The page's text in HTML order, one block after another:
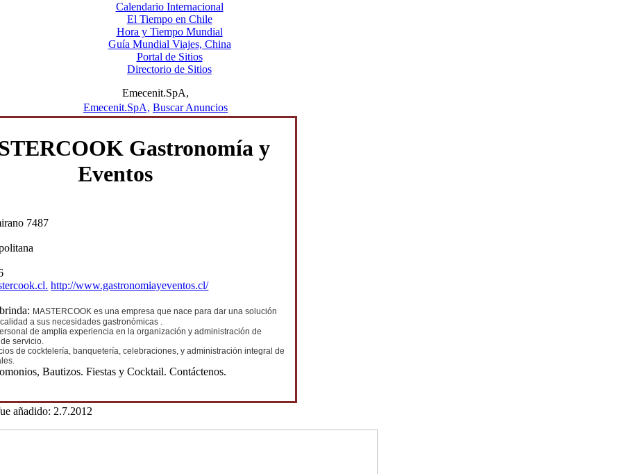
Calendario Internacional
El Tiempo en Chile
Hora y Tiempo Mundial
Guía Mundial Viajes, China
Portal de Sitios
Directorio de Sitios
Emecenit.SpA,
Emecenit.SpA, Buscar Anuncios
Gastronomía y
Eventos
7487
http://www.gastronomiayeventos.cl/
MASTERCOOK es una empresa que nace para dar una solución
a sus necesidades gastronómicas .
de amplia experiencia en la organización y administración de
servicio.
de cocktelería, banquetería, celebraciones, y administración integral de
Bautizos. Fiestas y Cocktail. Contáctenos.
añadido: 2.7.2012